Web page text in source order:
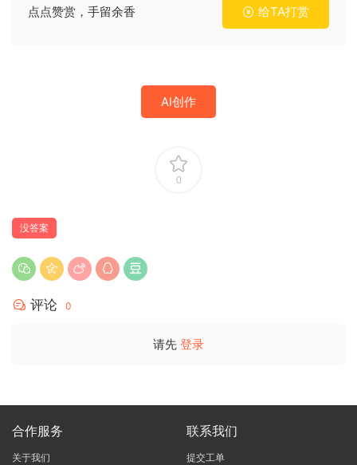
点点赞赏，手留余香 给TA打赏
AI创作
0
没答案
评论 0
请先 登录
合作服务
关于我们
联系我们
提交工单